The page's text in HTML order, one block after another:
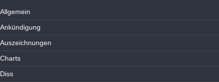
Allgemein
Ankündigung
Auszeichnungen
Charts
Diss